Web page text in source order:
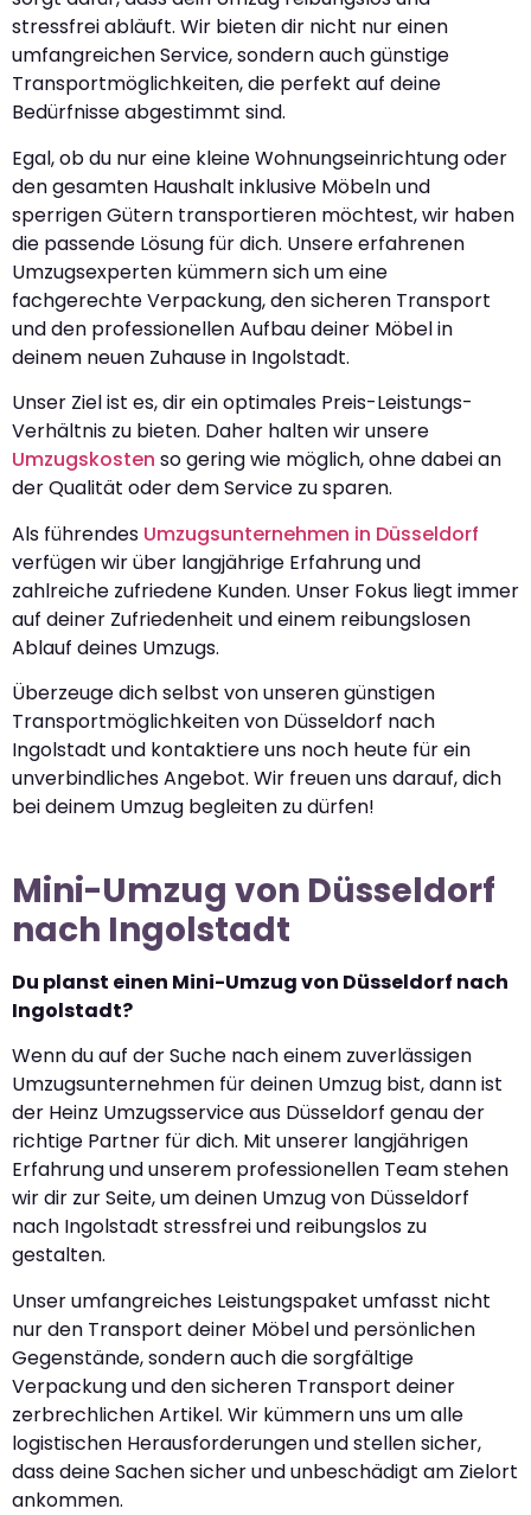
stressfrei abläuft. Wir bieten dir nicht nur einen
umfangreichen Service, sondern auch günstige
Transportmöglichkeiten, die perfekt auf deine
Bedürfnisse abgestimmt sind.
Egal, ob du nur eine kleine Wohnungseinrichtung oder
den gesamten Haushalt inklusive Möbeln und
sperrigen Gütern transportieren möchtest, wir haben
die passende Lösung für dich. Unsere erfahrenen
Umzugsexperten kümmern sich um eine
fachgerechte Verpackung, den sicheren Transport
und den professionellen Aufbau deiner Möbel in
deinem neuen Zuhause in Ingolstadt.
Unser Ziel ist es, dir ein optimales Preis-Leistungs-
Verhältnis zu bieten. Daher halten wir unsere
Umzugskosten so gering wie möglich, ohne dabei an
der Qualität oder dem Service zu sparen.
Als führendes Umzugsunternehmen in Düsseldorf
verfügen wir über langjährige Erfahrung und
zahlreiche zufriedene Kunden. Unser Fokus liegt immer
auf deiner Zufriedenheit und einem reibungslosen
Ablauf deines Umzugs.
Überzeuge dich selbst von unseren günstigen
Transportmöglichkeiten von Düsseldorf nach
Ingolstadt und kontaktiere uns noch heute für ein
unverbindliches Angebot. Wir freuen uns darauf, dich
bei deinem Umzug begleiten zu dürfen!
Mini-Umzug von Düsseldorf
nach Ingolstadt
Du planst einen Mini-Umzug von Düsseldorf nach
Ingolstadt?
Wenn du auf der Suche nach einem zuverlässigen
Umzugsunternehmen für deinen Umzug bist, dann ist
der Heinz Umzugsservice aus Düsseldorf genau der
richtige Partner für dich. Mit unserer langjährigen
Erfahrung und unserem professionellen Team stehen
wir dir zur Seite, um deinen Umzug von Düsseldorf
nach Ingolstadt stressfrei und reibungslos zu
gestalten.
Unser umfangreiches Leistungspaket umfasst nicht
nur den Transport deiner Möbel und persönlichen
Gegenstände, sondern auch die sorgfältige
Verpackung und den sicheren Transport deiner
zerbrechlichen Artikel. Wir kümmern uns um alle
logistischen Herausforderungen und stellen sicher,
dass deine Sachen sicher und unbeschädigt am Zielort
ankommen.